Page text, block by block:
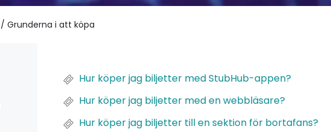
/ Grunderna i att köpa
Hur köper jag biljetter med StubHub-appen?
Hur köper jag biljetter med en webbläsare?
Hur köper jag biljetter till en sektion för bortafans?